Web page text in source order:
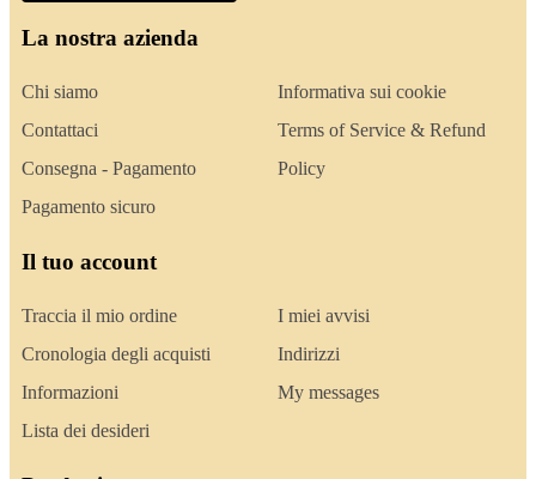
La nostra azienda
Chi siamo
Contattaci
Consegna - Pagamento
Pagamento sicuro
Informativa sui cookie
Terms of Service & Refund
Policy
Il tuo account
Traccia il mio ordine
Cronologia degli acquisti
Informazioni
Lista dei desideri
I miei avvisi
Indirizzi
My messages